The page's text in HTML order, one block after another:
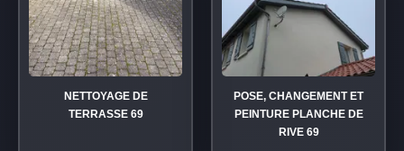
NETTOYAGE DE
TERRASSE 69
POSE, CHANGEMENT ET
PEINTURE PLANCHE DE
RIVE 69